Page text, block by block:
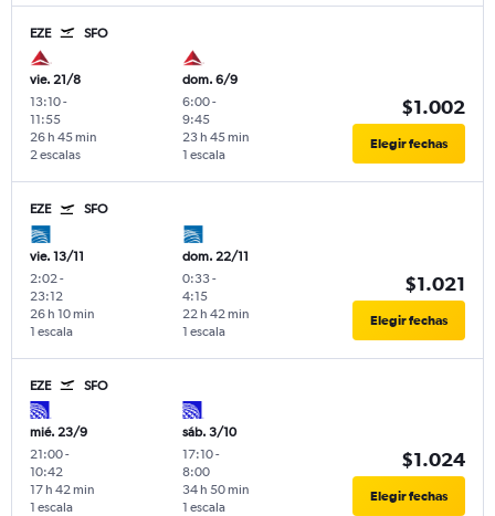
EZE SFO
vie. 21/8
13:10-
11:55
2 escalas
26 h 45 min
dom. 6/9
6:00-
9:45
1 escala
23 h 45 min
$1.002
Elegir fechas
EZE SFO
vie. 13/11
2:02 -
23:12
1 escala
26 h 10 min
dom. 22/11
0:33-
4:15
1 escala
22 h 42 min
$1.021
Elegir fechas
EZE SFO
mié. 23/9
21:00-
10:42
1 escala
17 h 42 min
sáb. 3/10
17:10-
8:00
1 escala
34 h 50 min
$1.024
Elegir fechas